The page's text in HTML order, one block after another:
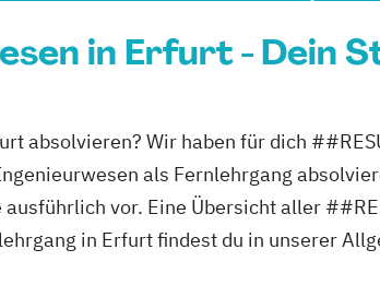
in Erfurt - Dein
absolvieren? Wir haben für dich
als Fernlehrgang
vor. Eine Übersicht aller
in Erfurt findest du in unserer